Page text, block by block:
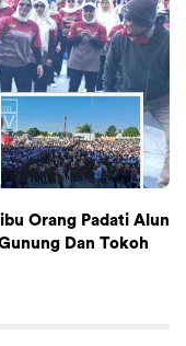
Orang Padati Alun
Dan Tokoh